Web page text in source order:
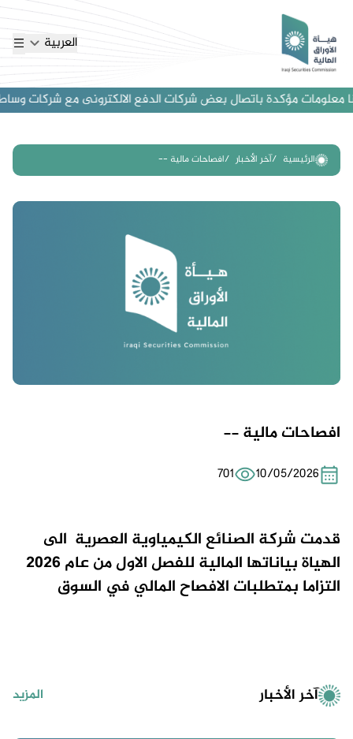
العربية
معلومات مؤكدة باتصال بعض شركات الدفع الالكترونى مع شركات وساطة
الرئيسية آخر الأخبار افصاحات مالية --
افصاحات مالية --
10/05/2026
701
قدمت شركة الصنائع الكيمياوية العصرية الى
الهياة بياناتها المالية للفصل الاول من عام 2026
التزاما بمتطلبات الافصاح المالي في السوق
آخر الأخبار المزيد